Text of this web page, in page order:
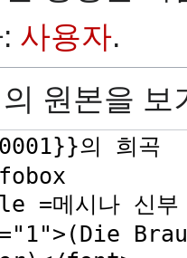
사용자.
원본을 보